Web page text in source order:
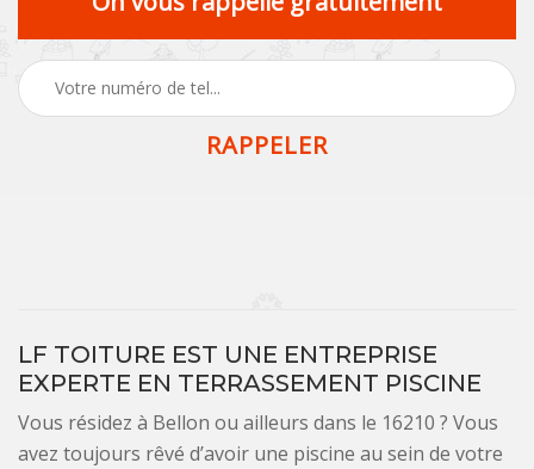
LF TOITURE EST UNE ENTREPRISE
EXPERTE EN TERRASSEMENT PISCINE
Vous résidez à Bellon ou ailleurs dans le 16210 ? Vous
avez toujours rêvé d’avoir une piscine au sein de votre